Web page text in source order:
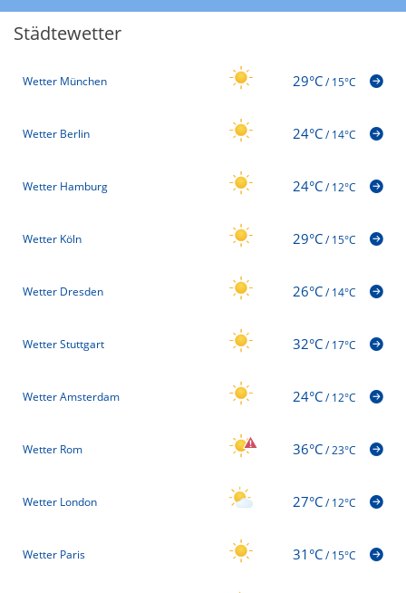
Städtewetter
Wetter München 29°C/15°C
Wetter Berlin 24°C/14°C
Wetter Hamburg 24°C/12°C
Wetter Köln 29°C/15°C
Wetter Dresden 26°C/14°C
Wetter Stuttgart 32°C/17°C
Wetter Amsterdam 24°C/12°C
Wetter Rom 36°C/23°C
Wetter London 27°C/12°C
Wetter Paris 31°C/15°C